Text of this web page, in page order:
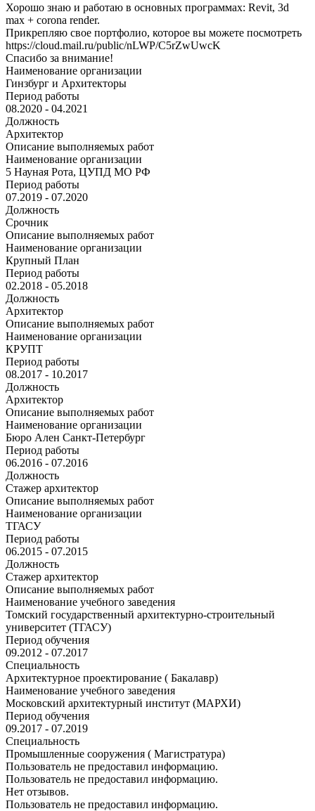
Хорошо знаю и работаю в основных программах: Revit, 3d
max + corona render.
Прикрепляю свое портфолио, которое вы можете посмотреть
https://cloud.mail.ru/public/nLWP/C5rZwUwcK
Спасибо за внимание!
Наименование организации
Гинзбург и Архитекторы
Период работы
08.2020 - 04.2021
Должность
Архитектор
Описание выполняемых работ
Наименование организации
5 Науная Рота, ЦУПД МО РФ
Период работы
07.2019 - 07.2020
Должность
Срочник
Описание выполняемых работ
Наименование организации
Крупный План
Период работы
02.2018 - 05.2018
Должность
Архитектор
Описание выполняемых работ
Наименование организации
КРУПТ
Период работы
08.2017 - 10.2017
Должность
Архитектор
Описание выполняемых работ
Наименование организации
Бюро Ален Санкт-Петербург
Период работы
06.2016 - 07.2016
Должность
Стажер архитектор
Описание выполняемых работ
Наименование организации
ТГАСУ
Период работы
06.2015 - 07.2015
Должность
Стажер архитектор
Описание выполняемых работ
Наименование учебного заведения
Томский государственный архитектурно-строительный
университет (ТГАСУ)
Период обучения
09.2012 - 07.2017
Специальность
Архитектурное проектирование ( Бакалавр)
Наименование учебного заведения
Московский архитектурный институт (МАРХИ)
Период обучения
09.2017 - 07.2019
Специальность
Промышленные сооружения ( Магистратура)
Пользователь не предоставил информацию.
Пользователь не предоставил информацию.
Нет отзывов.
Пользователь не предоставил информацию.